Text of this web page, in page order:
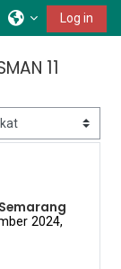
Alihkan input
Log in
11
2024,